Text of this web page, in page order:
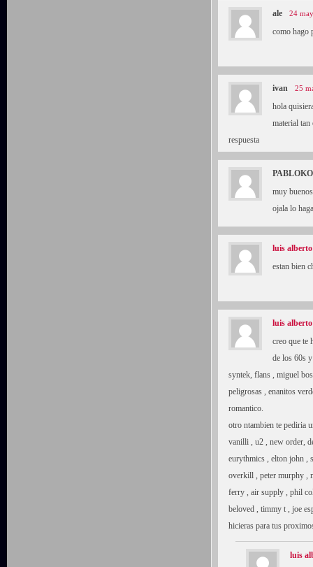
ale 24
como hago
ivan 25
hola
material
respuesta
muy
ojala lo
luis
estan bien
luis
creo que te
de los 60s
syntek, flans , miguel
peligrosas , enanitos
romantico.
otro ntambien te pediria
vanilli , u2 , new order,
eurythmics , elton john ,
overkill , peter murphy ,
ferry , air supply , phil
beloved , timmy t , joe
hicieras para tus
luis